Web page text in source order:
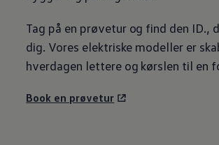
Tag på en prøvetur og find den ID.,
dig. Vores elektriske modeller er
hverdagen lettere og kørslen til en
Book en prøvetur